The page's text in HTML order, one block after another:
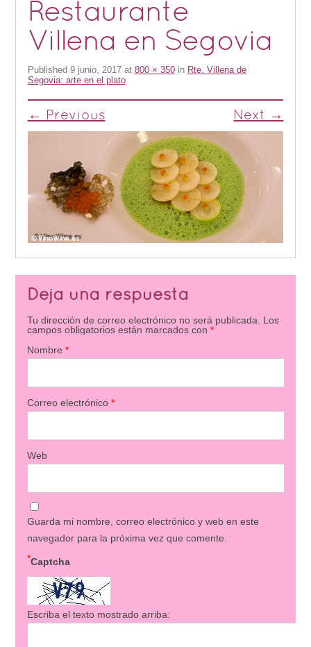
Restaurante
Villena en Segovia
Published 9 junio, 2017at 800 × 350in Rte. Villena de
Segovia: arte en el plato
← Previous Next →
Deja una respuesta
Tu dirección de correo electrónico no será publicada.
Los
campos obligatorios están marcados con *
Nombre *
Correo electrónico *
Web
Guarda mi nombre, correo electrónico y web en este
navegador para la próxima vez que comente.
Captcha
*
Escriba el texto mostrado arriba: